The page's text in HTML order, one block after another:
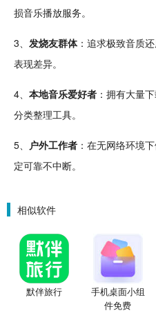
损音乐播放服务。
3、 发烧友群体：追求极致音质
表现差异。
4、 本地音乐爱好者 ：拥有大量
分类整理工具。
5、 户外工作者 ：在无网络环境
定可靠不中断。
相似软件
默伴旅行
手机桌面小组
件免费